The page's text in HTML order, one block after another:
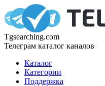
Tgsearching.com
Телеграм каталог каналов
Каталог
Категории
Поддержка